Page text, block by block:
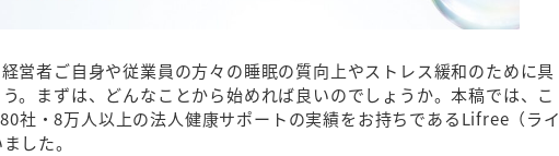
営者ご自身や従業員の方々の睡眠の質向上やストレス緩和のために具
。まずは、どんなことから始めれば良いのでしょうか。本稿では、こ
社・8万人以上の法人健康サポートの実績をお持ちであるLifree（ライ
した。